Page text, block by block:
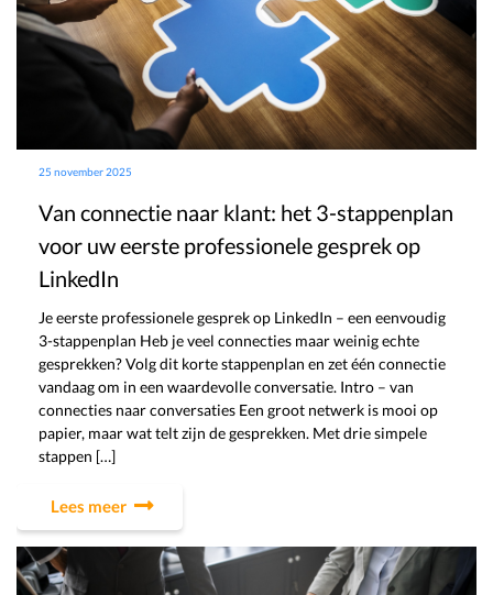
25 november 2025
Van connectie naar klant: het 3-stappenplan
voor uw eerste professionele gesprek op
LinkedIn
Je eerste professionele gesprek op LinkedIn – een eenvoudig
3-stappenplan Heb je veel connecties maar weinig echte
gesprekken? Volg dit korte stappenplan en zet één connectie
vandaag om in een waardevolle conversatie. Intro – van
connecties naar conversaties Een groot netwerk is mooi op
papier, maar wat telt zijn de gesprekken. Met drie simpele
stappen […]
Lees meer